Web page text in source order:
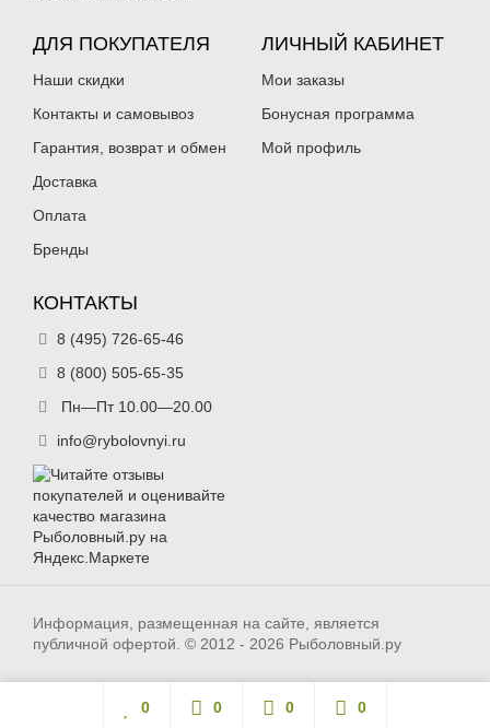
ДЛЯ ПОКУПАТЕЛЯ
Наши скидки
Контакты и самовывоз
Гарантия, возврат и обмен
Доставка
Оплата
Бренды
ЛИЧНЫЙ КАБИНЕТ
Мои заказы
Бонусная программа
Мой профиль
КОНТАКТЫ
8 (495) 726-65-46
8 (800) 505-65-35
Пн—Пт 10.00—20.00
info@rybolovnyi.ru
Информация, размещенная на сайте, является
публичной офертой. © 2012 - 2026 Рыболовный.ру
0 0 0 0